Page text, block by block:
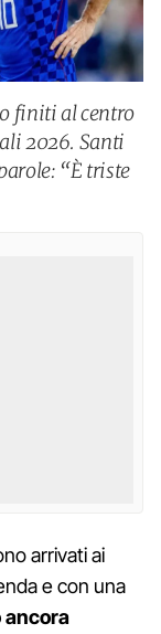
finiti al centro
2026. Santi
“È triste
arrivati ai
e con una
ancora